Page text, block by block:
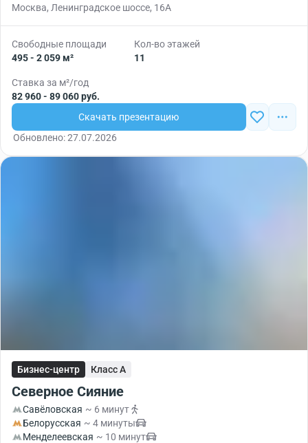
Москва, Ленинградское шоссе, 16А
Свободные площади
495 - 2 059 м²
Кол-во этажей
11
Ставка за м²/год
82 960 - 89 060 руб.
Скачать презентацию
Обновлено: 27.07.2026
Бизнес-центр Класс A
Северное Сияние
Савёловская ~ 6 минут
Белорусская ~ 4 минуты
Менделеевская ~ 10 минут